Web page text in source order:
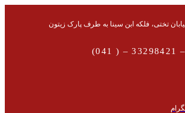
تختی، فلکه ابن سینا به طرف پارک زیتون